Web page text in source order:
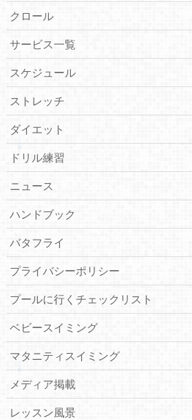
クロール
サービス一覧
スケジュール
ストレッチ
ダイエット
ドリル練習
ニュース
ハンドブック
バタフライ
プライバシーポリシー
プールに行くチェックリスト
ベビースイミング
マタニティスイミング
メディア掲載
レッスン風景